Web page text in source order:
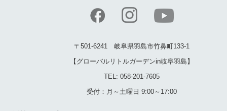
〒501-6241 岐阜県羽島市竹鼻町133-1
【グローバルリトルガーデンin岐阜羽島】
TEL: 058-201-7605
受付：月～土曜日 9:00～17:00